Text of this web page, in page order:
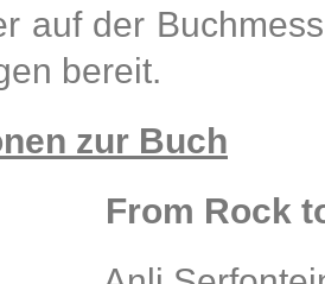
auf der
bereit.
zur Buch
From Rock